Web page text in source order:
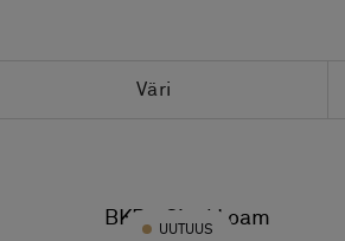
Väri
BKB - Sisal Loam
UUTUUS